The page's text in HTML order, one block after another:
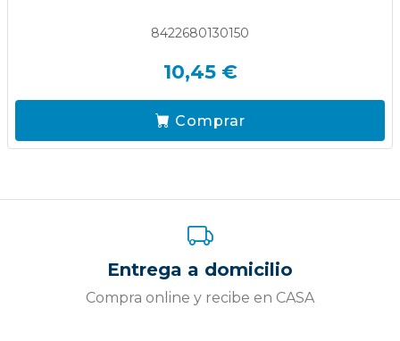
8422680130150
10,45 €
Comprar
Entrega a domicilio
Compra online y recibe en CASA